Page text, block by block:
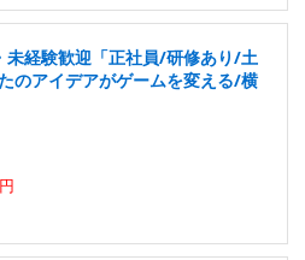
未経験歓迎「正社員/研修あり/土
のアイデアがゲームを変える/横